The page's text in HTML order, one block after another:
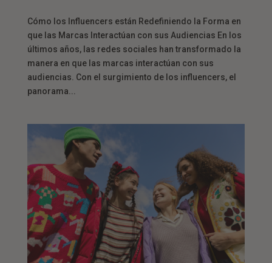
Cómo los Influencers están Redefiniendo la Forma en
que las Marcas Interactúan con sus Audiencias En los
últimos años, las redes sociales han transformado la
manera en que las marcas interactúan con sus
audiencias. Con el surgimiento de los influencers, el
panorama...